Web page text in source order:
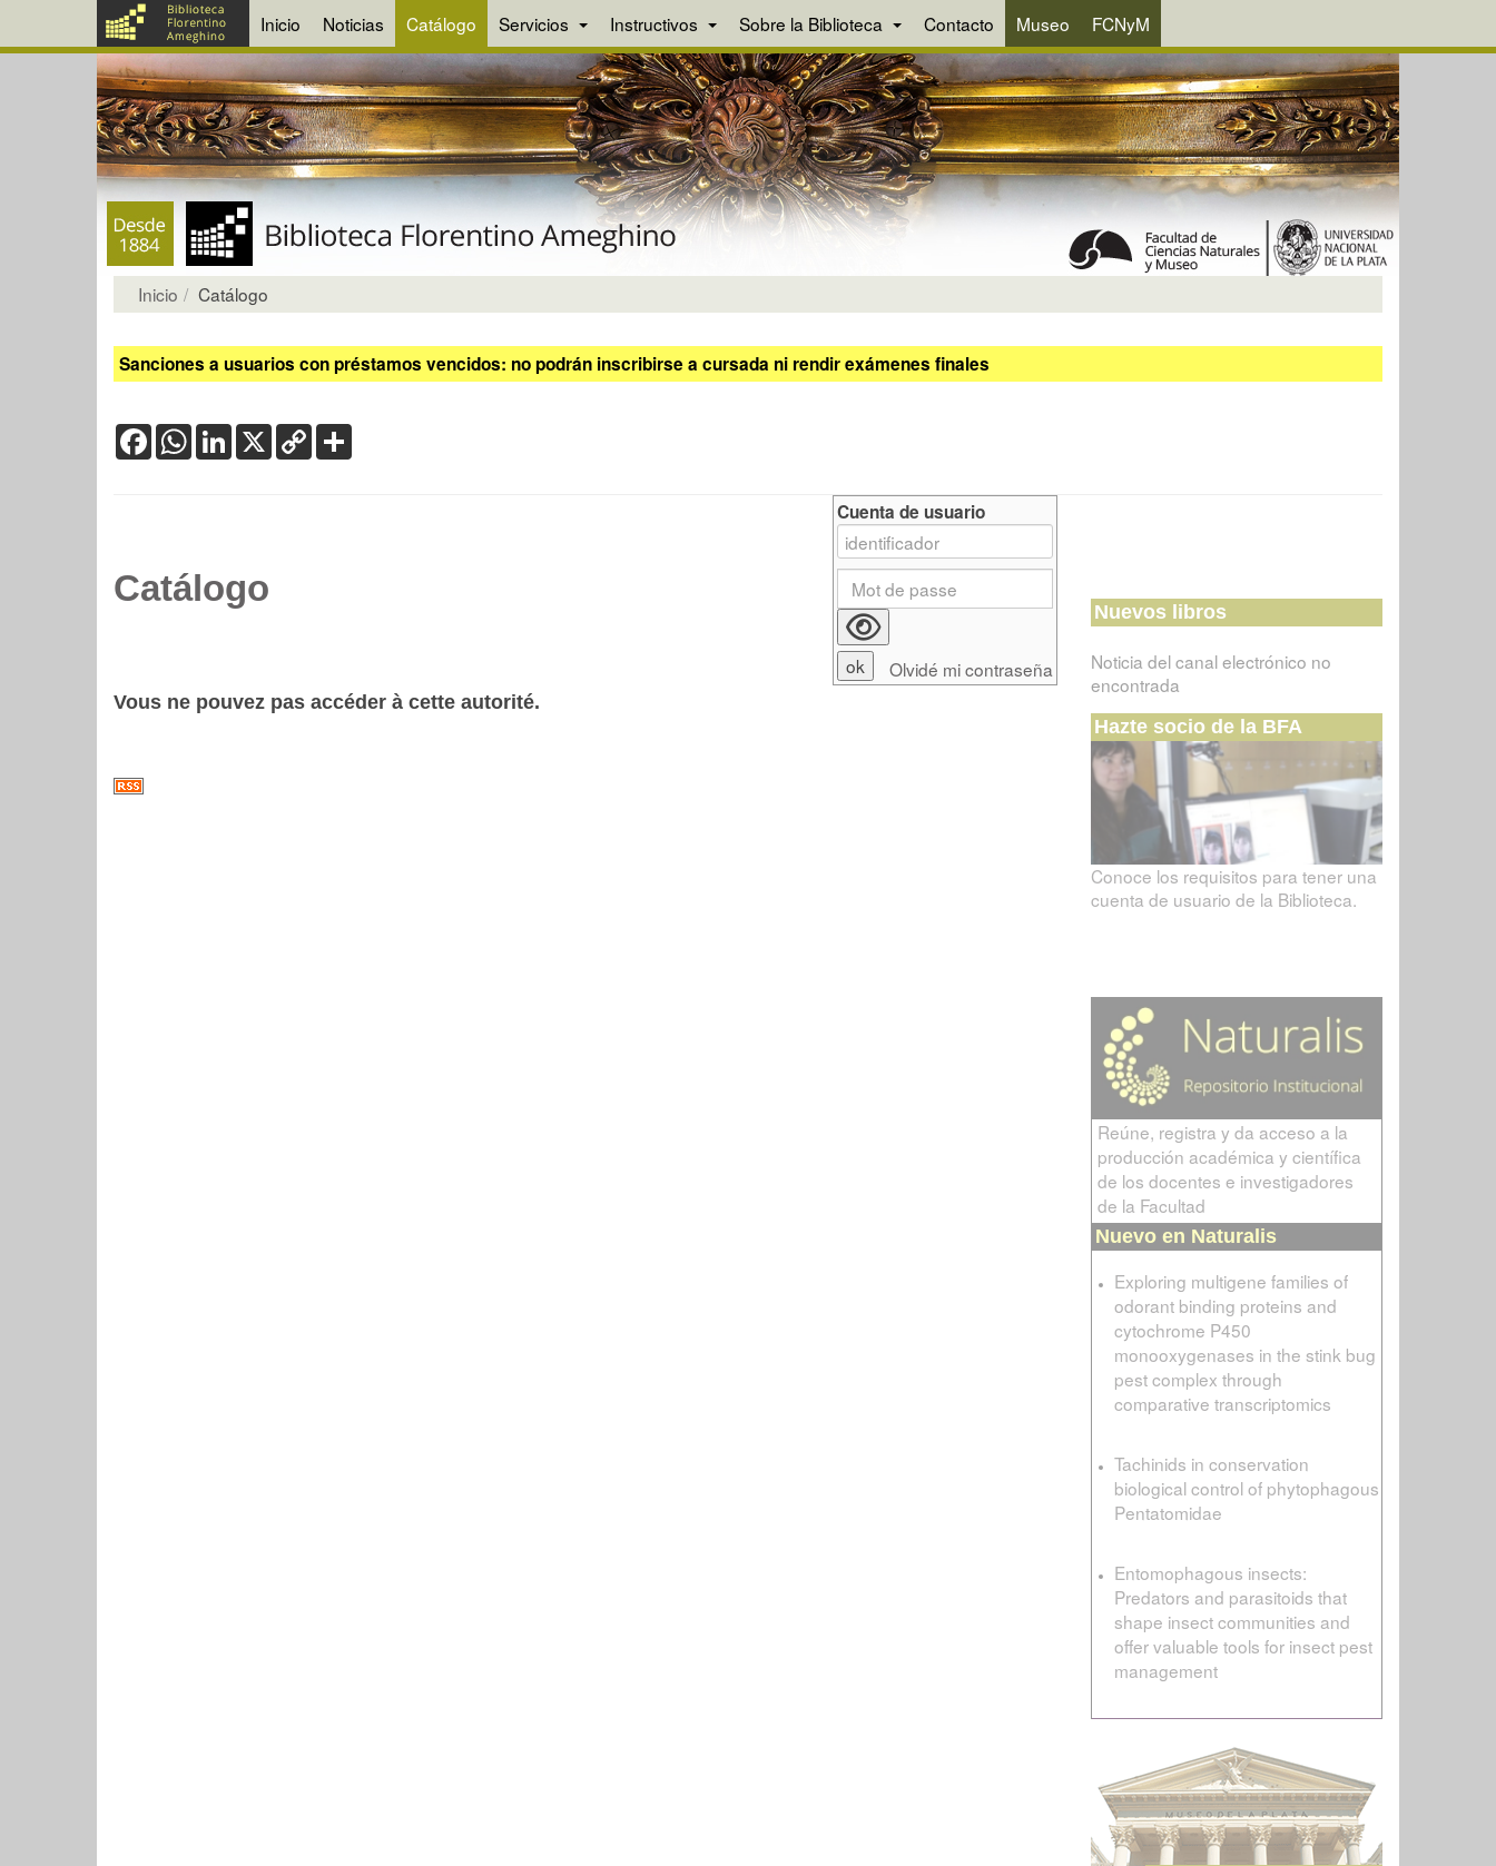
Inicio Noticias Catálogo Servicios Instructivos Sobre la Biblioteca Contacto Museo FCNyM
Inicio Catálogo
Sanciones a usuarios con préstamos vencidos: no podrán inscribirse a cursada ni rendir exámenes finales
FacebookWhatsApp
LinkedIn
X Copy
Link
Catálogo
Vous ne pouvez pas accéder à cette autorité.
Cuenta de usuario
Olvidé mi contraseña
Nuevos libros
Noticia del canal electrónico no
encontrada
Hazte socio de la BFA
Conoce los requisitos para tener una
cuenta de usuario de la Biblioteca.
Reúne, registra y da acceso a la
producción académica y científica
de los docentes e investigadores
de la Facultad
Nuevo en Naturalis
Exploring multigene families of
odorant binding proteins and
cytochrome P450
monooxygenases in the stink bug
pest complex through
comparative transcriptomics
Tachinids in conservation
biological control of phytophagous
Pentatomidae
Entomophagous insects:
Predators and parasitoids that
shape insect communities and
offer valuable tools for insect pest
management